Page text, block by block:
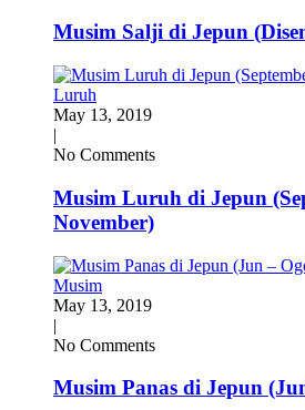
Musim Salji di Jepun
Luruh
May 13, 2019
|
No Comments
Musim Luruh di Jepun
November)
Musim
May 13, 2019
|
No Comments
Musim Panas di Jepun